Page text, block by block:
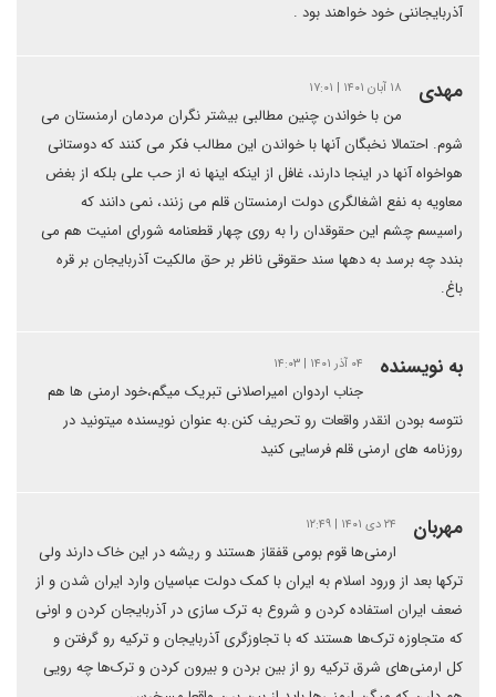
آذربایجاننی خود خواهند بود .
مهدی ۱۸ آبان ۱۴۰۱ | ۱۷:۰۱
من با خواندن چنین مطالبی بیشتر نگران مردمان ارمنستان می
شوم. احتمالا نخبگان آنها با خواندن این مطالب فکر می کنند که دوستانی
هواخواه آنها در اینجا دارند، غافل از اینکه اینها نه از حب علی بلکه از بغض
معاویه به نفع اشغالگری دولت ارمنستان قلم می زنند، نمی دانند که
راسیسم چشم این حقوقدان را به روی چهار قطعنامه شورای امنیت هم می
بندد چه برسد به دهها سند حقوقی ناظر بر حق مالکیت آذربایجان بر قره
باغ.
به نویسنده ۰۴ آذر ۱۴۰۱ | ۱۴:۰۳
جناب اردوان امیراصلانی تبریک میگم،خود ارمنی ها هم
نتوسه بودن انقدر واقعات رو تحریف کنن.به عنوان نویسنده میتونید در
روزنامه های ارمنی قلم فرسایی کنید
مهربان ۲۴ دی ۱۴۰۱ | ۱۲:۴۹
ارمنی‌ها قوم بومی قفقاز هستند و ریشه در این خاک دارند ولی
ترکها بعد از ورود اسلام به ایران با کمک دولت عباسیان وارد ایران شدن و از
ضعف ایران استفاده کردن و شروع به ترک سازی در آذربایجان کردن و اونی
که متجاوزه ترک‌ها هستند که با تجاوزگری آذربایجان و ترکیه رو گرفتن و
کل ارمنی‌های شرق ترکیه رو از بین بردن و بیرون کردن و ترک‌ها چه رویی